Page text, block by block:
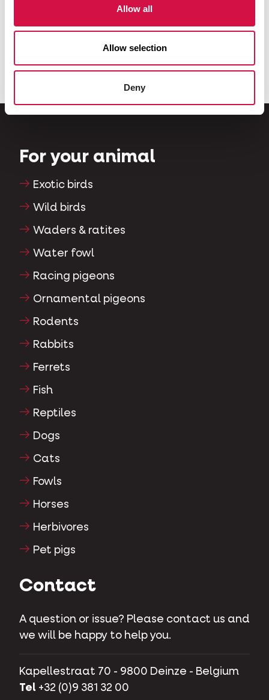
Allow all
Allow selection
Deny
For your animal
Exotic birds
Wild birds
Waders & ratites
Water fowl
Racing pigeons
Ornamental pigeons
Rodents
Rabbits
Ferrets
Fish
Reptiles
Dogs
Cats
Fowls
Horses
Herbivores
Pet pigs
Contact
A question or issue? Please contact us and
we will be happy to help you.
Kapellestraat 70 - 9800 Deinze - Belgium
Tel +32 (0)9 381 32 00